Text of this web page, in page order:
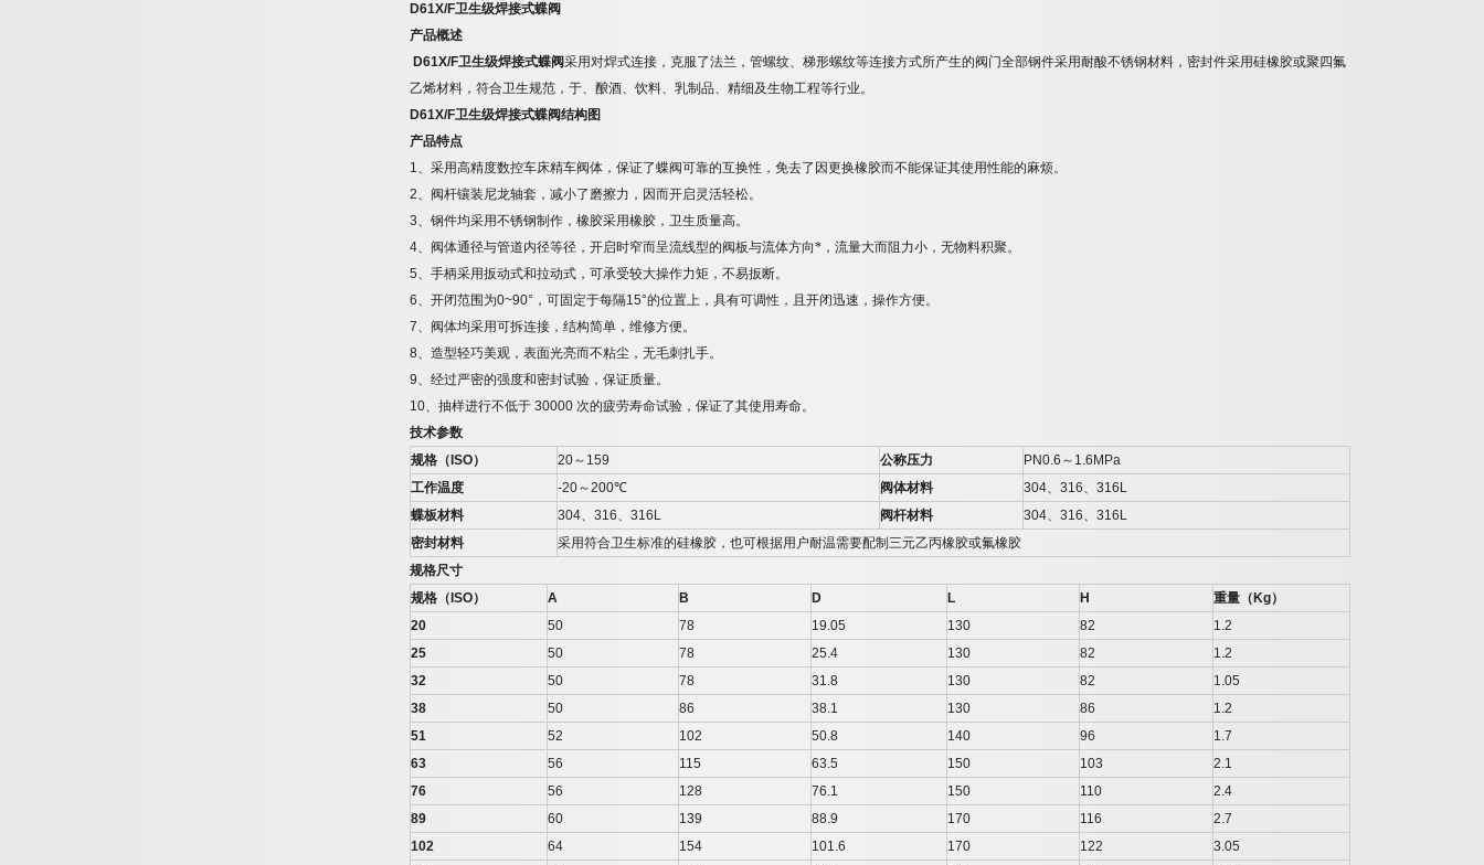
D61X/F卫生级焊接式蝶阀
产品概述
D61X/F卫生级焊接式蝶阀采用对焊式连接，克服了法兰，管螺纹、梯形螺纹等连接方式所产生的阀门全部钢件采用耐酸不锈钢材料，密封件采用硅橡胶或聚四氟
乙烯材料，符合卫生规范，于、酿酒、饮料、乳制品、精细及生物工程等行业。
D61X/F卫生级焊接式蝶阀结构图
产品特点
1、采用高精度数控车床精车阀体，保证了蝶阀可靠的互换性，免去了因更换橡胶而不能保证其使用性能的麻烦。
2、阀杆镶装尼龙轴套，减小了磨擦力，因而开启灵活轻松。
3、钢件均采用不锈钢制作，橡胶采用橡胶，卫生质量高。
4、阀体通径与管道内径等径，开启时窄而呈流线型的阀板与流体方向*，流量大而阻力小，无物料积聚。
5、手柄采用扳动式和拉动式，可承受较大操作力矩，不易扳断。
6、开闭范围为0~90° ，可固定于每隔15°的位置上，具有可调性，且开闭迅速，操作方便。
7、阀体均采用可拆连接，结构简单，维修方便。
8、造型轻巧美观，表面光亮而不粘尘，无毛刺扎手。
9、经过严密的强度和密封试验，保证质量。
10、抽样进行不低于 30000 次的疲劳寿命试验，保证了其使用寿命。
技术参数
规格（ ISO） 20～ 159 公称压力 PN0.6 ～ 1.6MPa
工作温度
-20～200℃ 阀体材料 304、 316、 316L
蝶板材料
304、 316、 316L 阀杆材料 304、 316、 316L
密封材料
采用符合卫生标准的硅橡胶，也可根据用户耐温需要配制三元乙丙橡胶或氟橡胶
规格尺寸
规格（ ISO） A B D L H 重量（ Kg）
20
50 78 19.05 130 82
1.2
25
50 78 25.4 130 82
1.2
32
50 78 31.8 130 82
1.05
38
50 86 38.1 130 86
1.2
51
52 102 50.8 140 96
1.7
63
56 115 63.5 150 103
2.1
76
56 128 76.1 150 110
2.4
89
60 139 88.9 170 116
2.7
102
64 154 101.6 170 122
3.05